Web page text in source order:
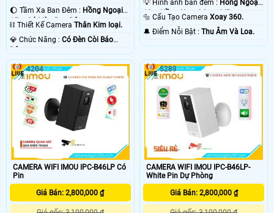
🌔 Tầm Xa Ban Đêm : Hồng Ngoại
15m Có Màu Ban Ðêm.
⛓ Thiết Kế Camera Thân Kim loại.
️💎 Chức Năng : Có Ðèn Còi Báo
Động.
💡 Hình ảnh ban đêm : Hồng Ngoại
10m Hồng Ngoại Smart IR.
🔩 Cấu Tạo CameraXoay 360.
️🔔 Điểm Nỗi Bật :Thu Âm Và Loa.
CAMERA WIFI IMOU IPC-B46LP Có
Pin
Giá Bán: 2,800,000 ₫
4204
CAMERA WIFI IMOU IPC-B46LP-
White Pin Dự Phòng
Giá Bán: 2,800,000 ₫
5289